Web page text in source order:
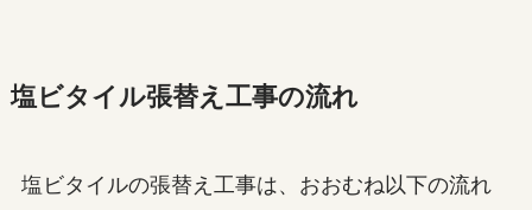
塩ビタイル張替え工事の流れ
塩ビタイルの張替え工事は、おおむね以下の流れ